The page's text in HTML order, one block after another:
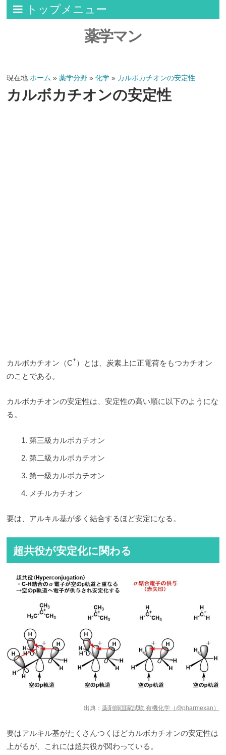
トップメニュー
薬学マン
現在地:ホーム »薬学分野 »化学 » カルボカチオンの安定性
カルボカチオンの安定性
カルボカチオン（C+）とは、炭素上に正電荷をもつカチオン
のことである。
カルボカチオンの安定性は、安定性の高い順に以下のようにな
る。
第三級カルボカチオン
第二級カルボカチオン
第一級カルボカチオン
メチルカチオン
要は、アルキル基が多く結合するほど安定になる。
超共役が安定化に関わる
出典： 薬剤師国家試験 有機化学（@pharmexan）
要はアルキル基がたくさんつくほどカルボカチオンの安定性は
上がるが、これには超共役が関わっている。